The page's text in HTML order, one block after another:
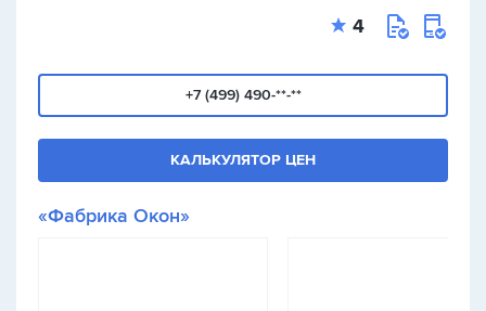
4
+7 (499) 490-**-**
КАЛЬКУЛЯТОР ЦЕН
«Фабрика Окон»